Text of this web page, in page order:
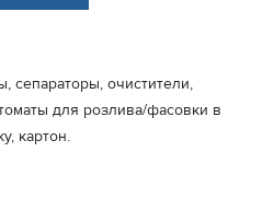
сепараторы, очистители,
для розлива/фасовки в
картон.